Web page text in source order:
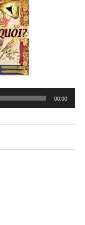
00:00